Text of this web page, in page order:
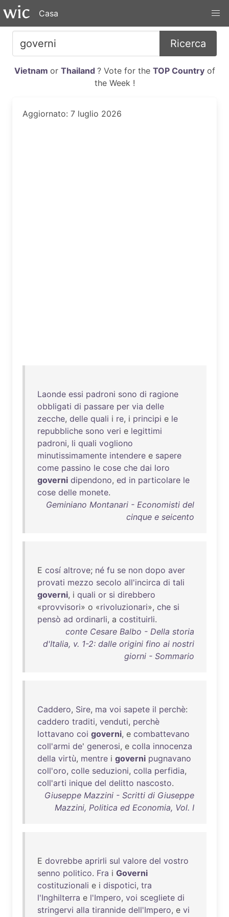
Casa
Ricerca
Vietnam or Thailand ? Vote for the TOP Countryof
the Week !
Aggiornato: 7 luglio 2026
Laonde essi padroni sono di ragione
obbligati di passare per via delle
zecche, delle quali i re, i principi e le
repubbliche sono veri e legittimi
padroni, li quali vogliono
minutissimamente intendere e sapere
come passino le cose che dai loro
governi dipendono, ed in particolare le
cose delle monete.
Geminiano Montanari - Economisti del
cinque e seicento
E cosí altrove; né fu se non dopo aver
provati mezzo secolo all'incirca di tali
governi, i quali or si direbbero
«provvisori» o «rivoluzionari», che si
pensò ad ordinarli, a costituirli.
conte Cesare Balbo - Della storia
d'Italia, v. 1-2: dalle origini fino ai nostri
giorni - Sommario
Caddero, Sire, ma voi sapete il perchè:
caddero traditi, venduti, perchè
lottavano coi governi, e combattevano
coll'armi de' generosi, e colla innocenza
della virtù, mentre i governi pugnavano
coll'oro, colle seduzioni, colla perfidia,
coll'arti inique del delitto nascosto.
Giuseppe Mazzini - Scritti di Giuseppe
Mazzini, Politica ed Economia, Vol. I
E dovrebbe aprirli sul valore del vostro
senno politico. Fra i Governi
costituzionali e i dispotici, tra
l'Inghilterra e l'Impero, voi scegliete di
stringervi alla tirannide dell'Impero, e vi